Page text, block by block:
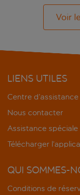
Voir
LIENS UTILES
Centre d’assistance
Nous contacter
Assistance spéciale
Télécharger
QUI SOMMES-
Conditions de